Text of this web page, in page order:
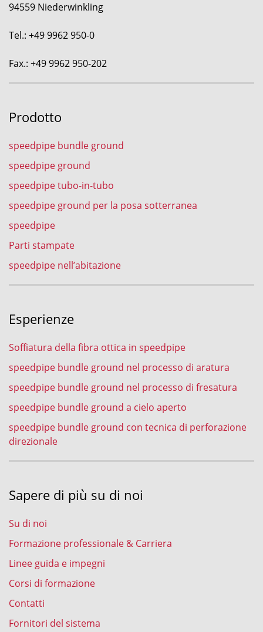
94559 Niederwinkling
Tel.: +49 9962 950-0
Fax.: +49 9962 950-202
Prodotto
speedpipe bundle ground
speedpipe ground
speedpipe tubo-in-tubo
speedpipe ground per la posa sotterranea
speedpipe
Parti stampate
speedpipe nell’abitazione
Esperienze
Soffiatura della fibra ottica in speedpipe
speedpipe bundle ground nel processo di aratura
speedpipe bundle ground nel processo di fresatura
speedpipe bundle ground a cielo aperto
speedpipe bundle ground con tecnica di perforazione
direzionale
Sapere di più su di noi
Su di noi
Formazione professionale & Carriera
Linee guida e impegni
Corsi di formazione
Contatti
Fornitori del sistema